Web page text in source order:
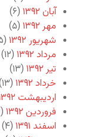
آبان ۱۳۹۲
(۶)
مهر ۱۳۹۲
(۵)
شهریور ۱۳۹۲
(۵)
مرداد ۱۳۹۲
(۱۲)
تیر ۱۳۹۲
(۱۳)
خرداد ۱۳۹۲
(۱۳)
اردیبهشت ۱۳۹۲
فروردین ۱۳۹۲
(۴)
اسفند ۱۳۹۱
(۴)